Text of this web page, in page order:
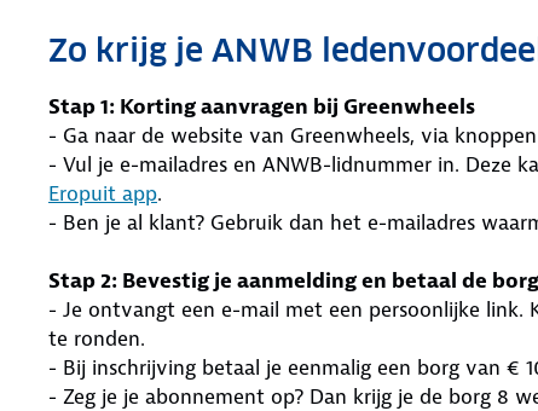
Zo krijg je ANWB
Stap 1: Korting aanvragen bij Greenwheels
- Ga naar de website van Greenwheels, via
- Vul je e-mailadres en ANWB-lidnummer in. Deze
Eropuit app.
- Ben je al klant? Gebruik dan het e-mailadres
Stap 2: Bevestig je aanmelding en betaal de borg
- Je ontvangt een e-mail met een persoonlijke
te ronden.
- Bij inschrijving betaal je eenmalig een borg van €
- Zeg je je abonnement op? Dan krijg je de borg 8